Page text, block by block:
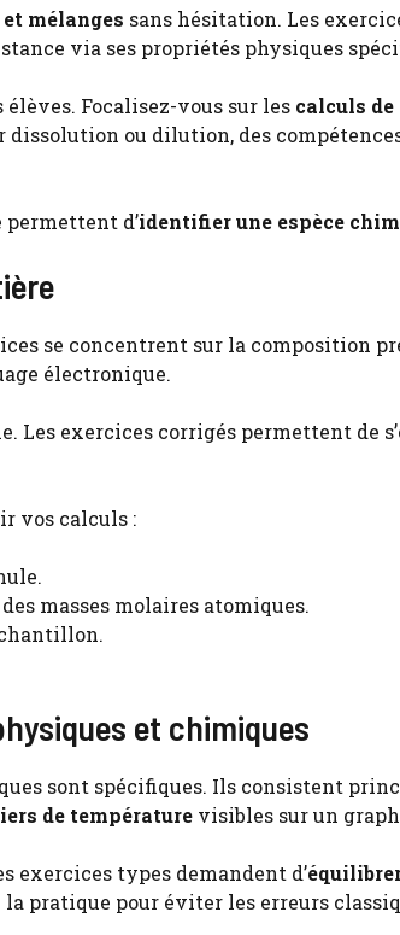
mélanges sans hésitation. Les
via ses propriétés physiques
Focalisez-vous sur les calculs
dissolution ou dilution, des
d’identifier une espèce
se concentrent sur la composition
électronique.
Les exercices corrigés permettent de
vos calculs :
masses molaires atomiques.
et chimiques
sont spécifiques. Ils consistent
de température visibles sur un
exercices types demandent d’
pratique pour éviter les erreurs